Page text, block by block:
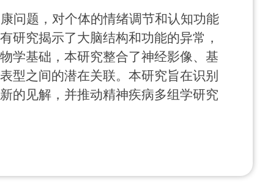
问题，对个体的情绪调节和认知功能
研究揭示了大脑结构和功能的异常，
学基础，本研究整合了神经影像、基
型之间的潜在关联。本研究旨在识别
的见解，并推动精神疾病多组学研究